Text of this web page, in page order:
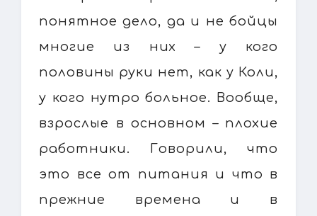
понятное дело, да и не бойцы
многие из них – у кого
половины руки нет, как у Коли,
у кого нутро больное. Вообще,
взрослые в основном – плохие
работники. Говорили, что
это все от питания и что в
прежние времена и в